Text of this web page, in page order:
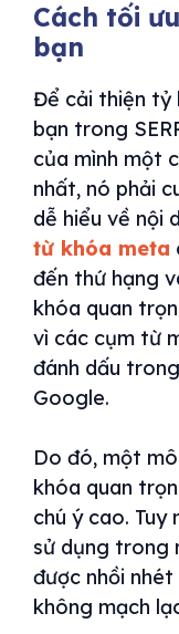
Cách tối
bạn
Để cải thiện tỷ
bạn trong
của mình một
nhất, nó phải
dễ hiểu về nội
từ khóa meta
đến thứ hạng
khóa quan
vì các cụm từ
đánh dấu
Google.
Do đó, một
khóa quan
chú ý cao. Tuy
sử dụng trong
được nhồi
không mạch